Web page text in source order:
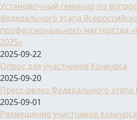
Установочный семинар по
федерального этапа
профессионального мастерства
2025»
2025-09-22
Опрос для участников Конкурса
2025-09-20
Пресс-релиз Федерального этапа
2025-09-01
Размещение участников Конкурса